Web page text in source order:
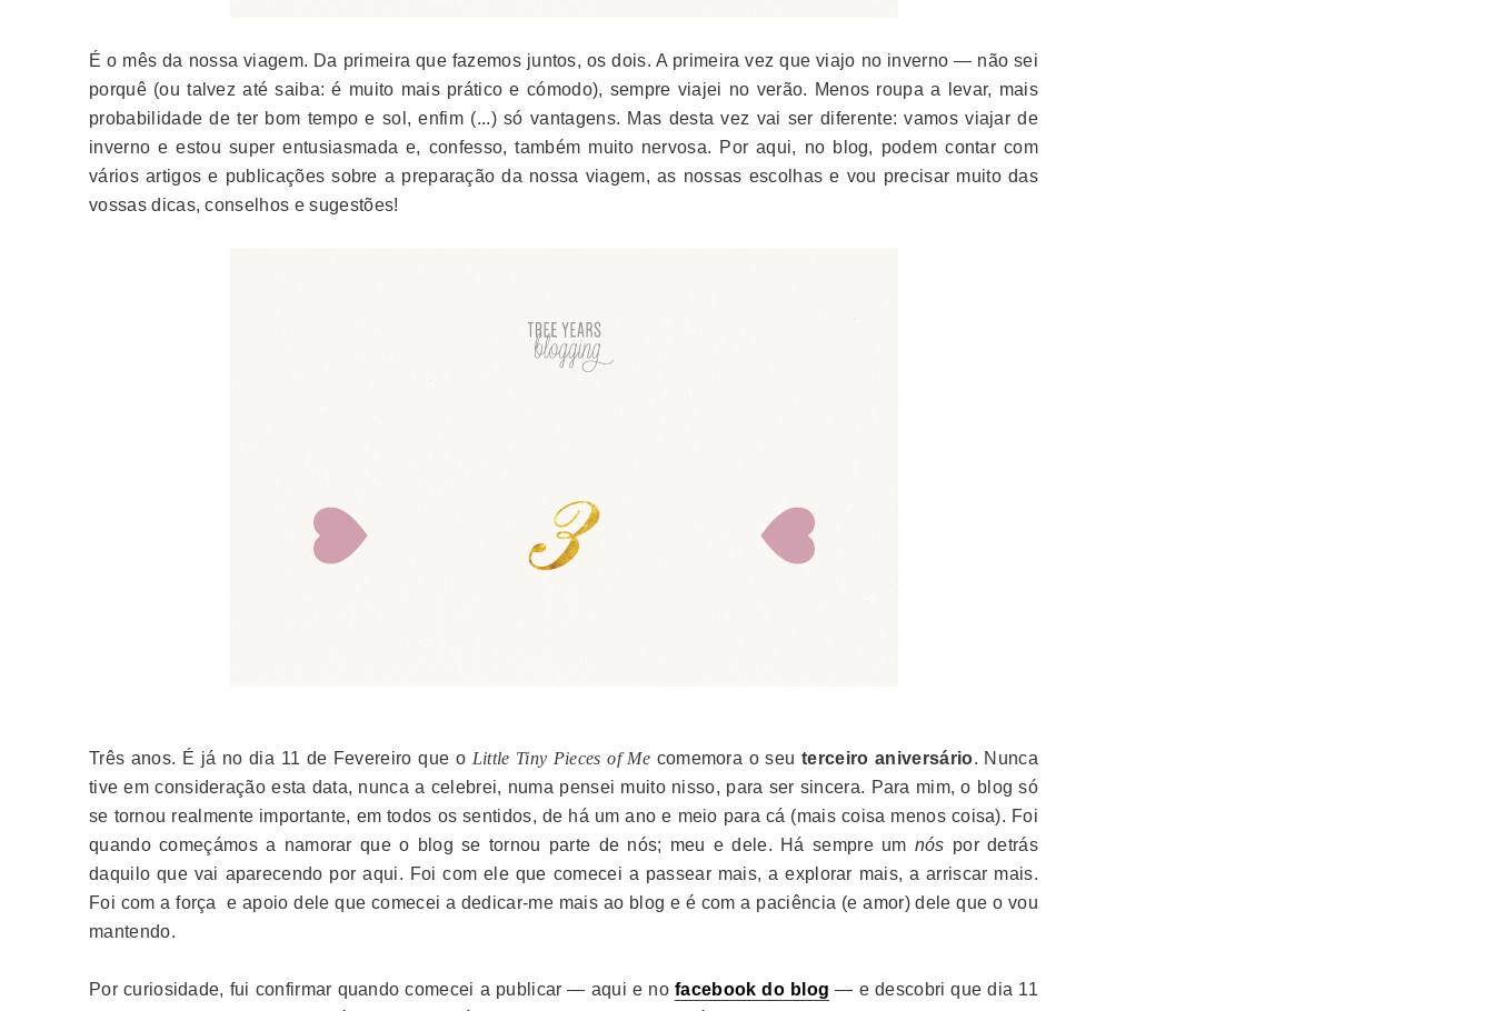
É o mês da nossa viagem. Da primeira que fazemos juntos, os dois. A primeira vez que viajo no inverno — não sei
porquê (ou talvez até saiba: é muito mais prático e cómodo), sempre viajei no verão. Menos roupa a levar, mais
probabilidade de ter bom tempo e sol, enfim (...) só vantagens. Mas desta vez vai ser diferente: vamos viajar de
inverno e estou super entusiasmada e, confesso, também muito nervosa. Por aqui, no blog, podem contar com
vários artigos e publicações sobre a preparação da nossa viagem, as nossas escolhas e vou precisar muito das
vossas dicas, conselhos e sugestões!
Três anos. É já no dia 11 de Fevereiro que o Little Tiny Pieces of Me comemora o seu terceiro aniversário. Nunca
tive em consideração esta data, nunca a celebrei, numa pensei muito nisso, para ser sincera. Para mim, o blog só
se tornou realmente importante, em todos os sentidos, de há um ano e meio para cá (mais coisa menos coisa). Foi
quando começámos a namorar que o blog se tornou parte de nós; meu e dele. Há sempre um nós por detrás
daquilo que vai aparecendo por aqui. Foi com ele que comecei a passear mais, a explorar mais, a arriscar mais.
Foi com a força e apoio dele que comecei a dedicar-me mais ao blog e é com a paciência (e amor) dele que o vou
mantendo.
Por curiosidade, fui confirmar quando comecei a publicar — aqui e no facebook do blog — e descobri que dia 11